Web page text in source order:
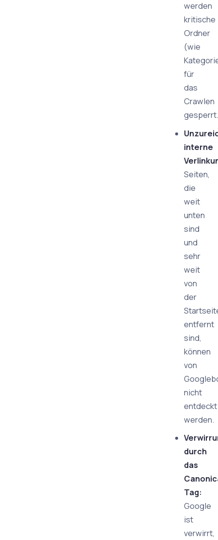
werden
kritische
Ordner
(wie
für
das
Crawlen
interne
Seiten,
die
weit
unten
sind
und
sehr
weit
von
der
entfernt
sind,
können
von
nicht
entdeckt
werden.
durch
das
Tag:
Google
ist
verwirrt,